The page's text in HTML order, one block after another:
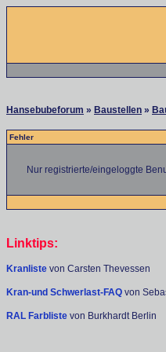
Hansebubeforum » Baustellen »
Fehler
Nur registrierte/eingeloggte
Linktips:
Kranliste von Carsten Thevessen
Kran-und Schwerlast-FAQ von
RAL Farbliste von Burkhardt Berlin